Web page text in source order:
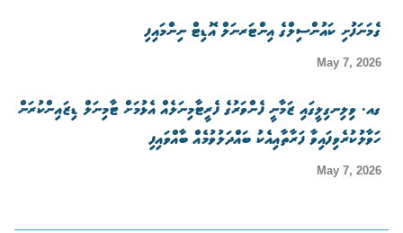
ގެމަނަފުށި ކައުންސިލްގެ އިންޓަރނަލް އޮޑިޓް ނިންމައިފި
May 7, 2026
ގއ. ވިލިނގިލީގައި ޒަމާނީ ފެންވަރުގެ ފެރީޓާމިނަލެއް އެޅުމަށް ޓާމިނަލް ޑިޒައިންކުރަން
ހަވާލުކުރެވިފައިވާ ފަރާތާއިއެކު ބައްދަލުވުމެއް ބާއްވައިފި
May 7, 2026